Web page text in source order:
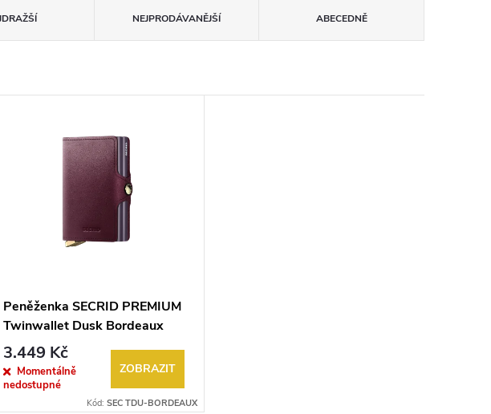
NEJPRODÁVANĚJŠÍ ABECEDNĚ
Peněženka SECRID PREMIUM
Twinwallet Dusk Bordeaux
3.449 Kč
Momentálně
nedostupné
ZOBRAZIT
Kód: SEC TDU-BORDEAUX